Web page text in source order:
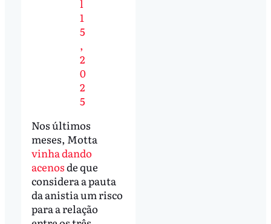
l
1
5
,
2
0
2
5
Nos últimos
meses, Motta
vinha dando
acenosde que
considera a pauta
da anistia um risco
para a relação